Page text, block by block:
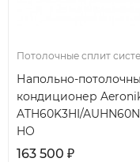
Потолочные сплит
Напольно-
кондиционер
ATH60K3HI/
HO
163 500 ₽